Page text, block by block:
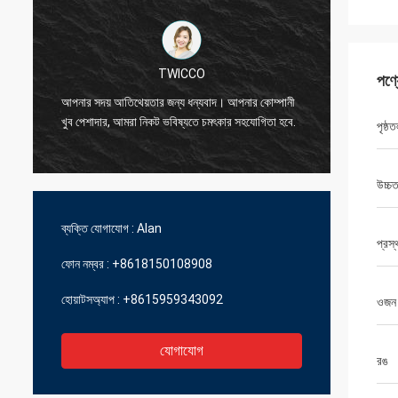
TWICCO
আপনার সদয় আতিথেয়তার জন্য ধন্যবাদ। আপনার কোম্পানী
খুব পেশাদার, আমরা নিকট ভবিষ্যতে চমৎকার সহযোগিতা হবে.
ব্যক্তি যোগাযোগ : Alan
ফোন নম্বর : +8618150108908
হোয়াটসঅ্যাপ : +8615959343092
যোগাযোগ
ওজন
রঙ